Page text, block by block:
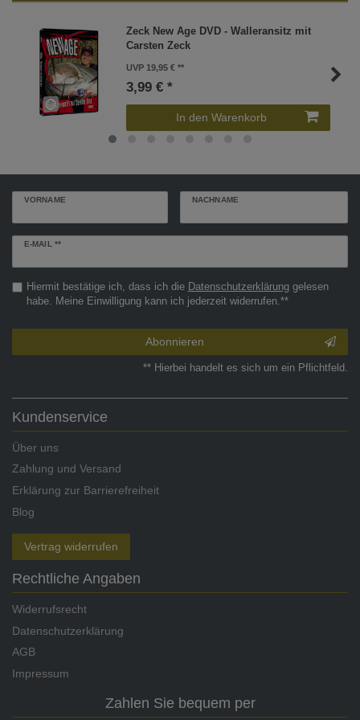
Zeck New Age DVD - Walleransitz mit
Carsten Zeck
UVP 19,95 €
3,99 € *
In den Warenkorb
VORNAME NACHNAME
E-MAIL **
Newsletter
Hiermit bestätige ich, dass ich die Daten­schutz­erklärunggelesen
habe. Meine Einwilligung kann ich jederzeit widerrufen.**
Abonnieren
** Hierbei handelt es sich um ein Pflichtfeld.
Kundenservice
Über uns
Zahlung und Versand
Erklärung zur Barrierefreiheit
Blog
Vertrag widerrufen
Rechtliche Angaben
Widerrufsrecht
Datenschutzerklärung
AGB
Impressum
Zahlen Sie bequem per